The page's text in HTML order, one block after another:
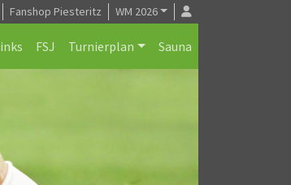
Fanshop Piesteritz WM 2026
FSJ Turnierplan Sauna